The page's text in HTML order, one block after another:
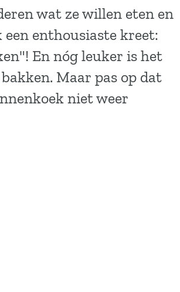
wat ze willen eten en
enthousiaste kreet:
En nóg leuker is het
Maar pas op dat
niet weer